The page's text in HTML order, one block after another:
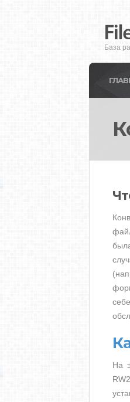
База
На